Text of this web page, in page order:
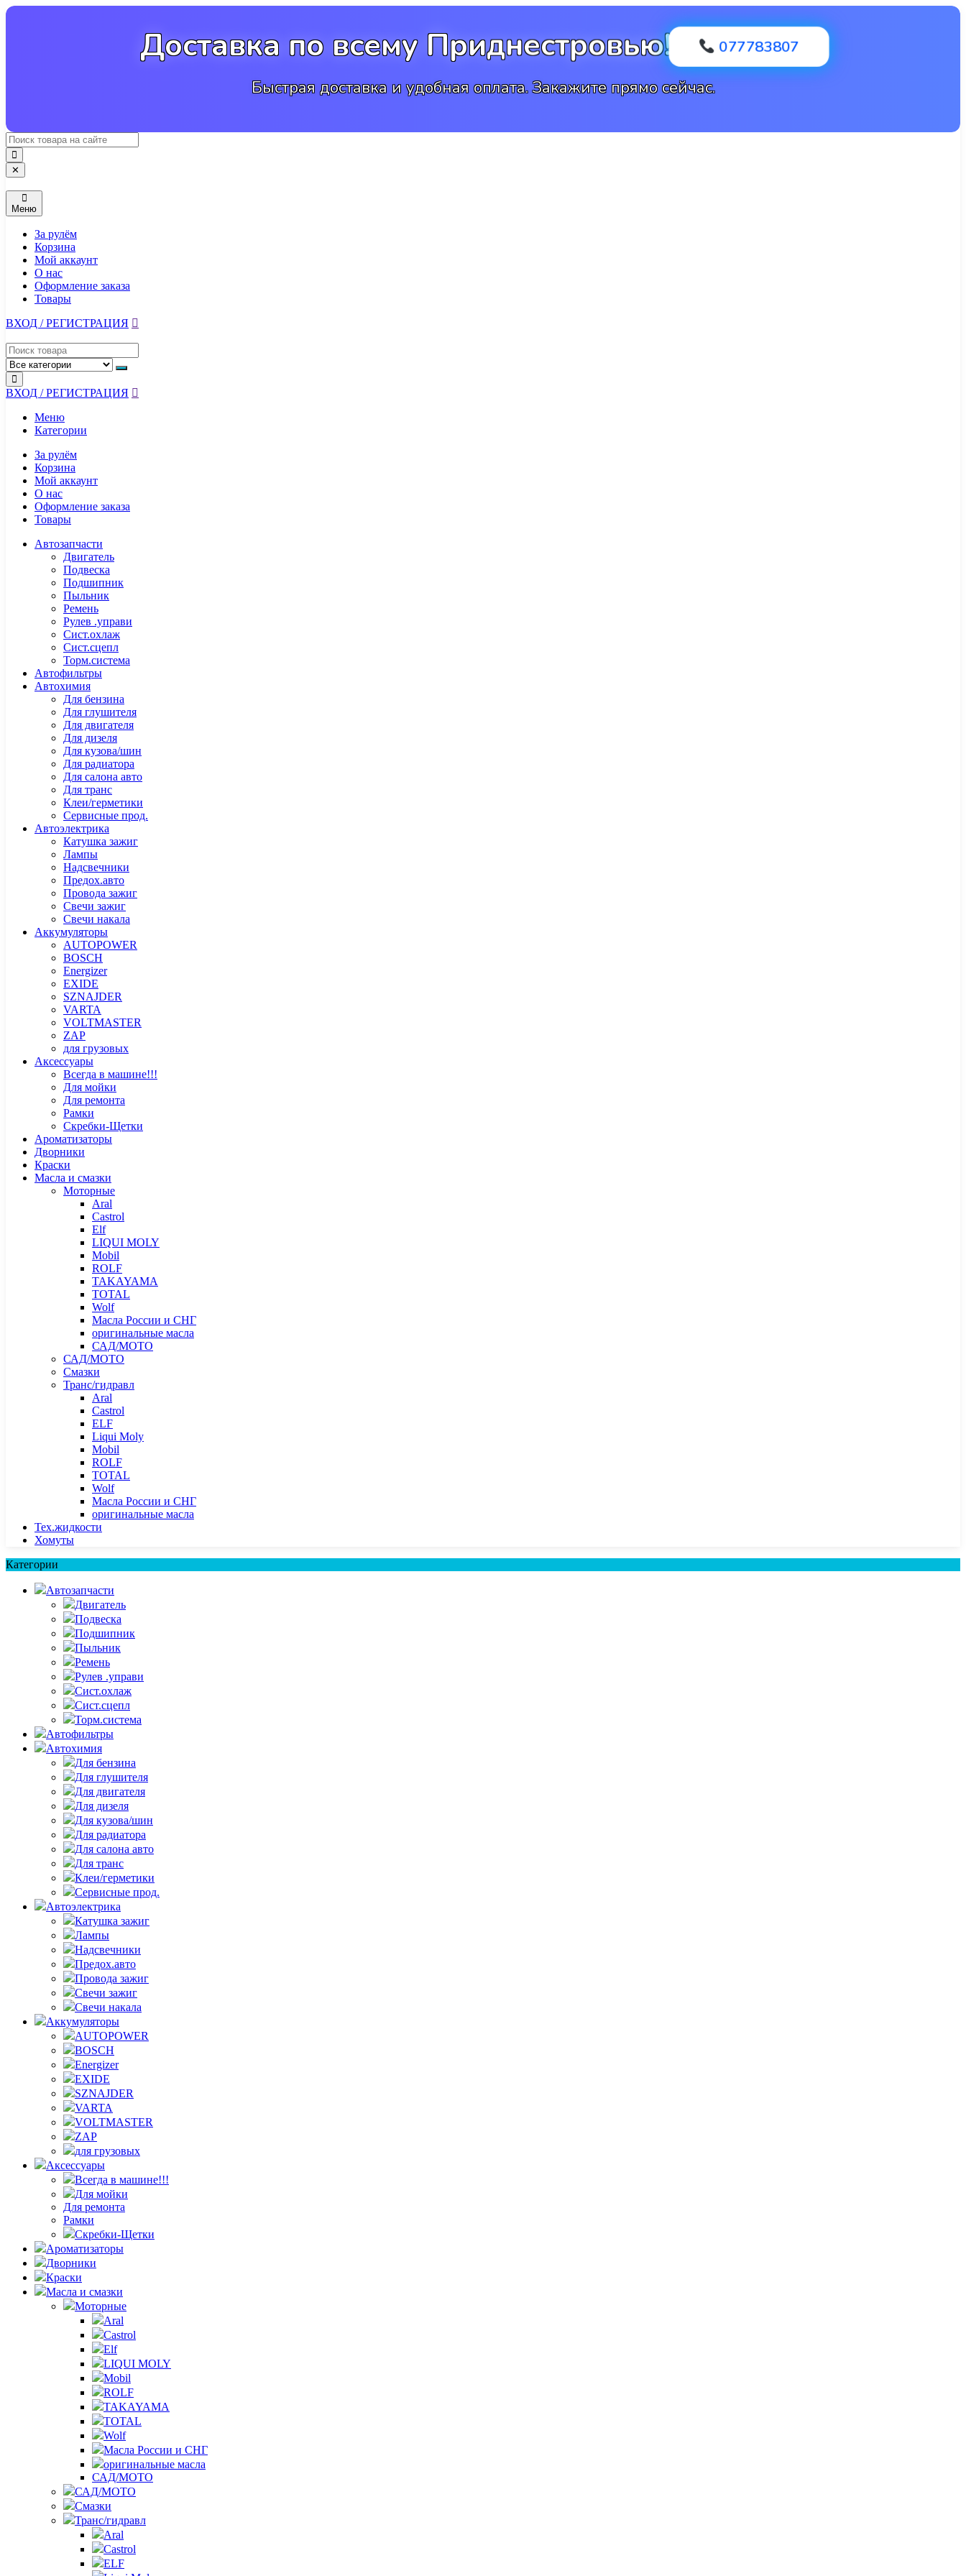
Перейти
Доставка по всему Приднестровью! 077783807
Быстрая доставка и удобная оплата. Закажите прямо сейчас.
✕
Меню
За рулём
Корзина
Мой аккаунт
О нас
Оформление заказа
Товары
ВХОД / РЕГИСТРАЦИЯ
ВХОД / РЕГИСТРАЦИЯ
Меню
Категории
За рулём
Корзина
Мой аккаунт
О нас
Оформление заказа
Товары
Автозапчасти
Двигатель
Подвеска
Подшипник
Пыльник
Ремень
Рулев .управи
Сист.охлаж
Сист.сцепл
Торм.система
Автофильтры
Автохимия
Для бензина
Для глушителя
Для двигателя
Для дизеля
Для кузова/шин
Для радиатора
Для салона авто
Для транс
Клеи/герметики
Сервисные прод.
Автоэлектрика
Катушка зажиг
Лампы
Надсвечники
Предох.авто
Провода зажиг
Свечи зажиг
Свечи накала
Аккумуляторы
AUTOPOWER
BOSCH
Energizer
EXIDE
SZNAJDER
VARTA
VOLTMASTER
ZAP
для грузовых
Аксессуары
Всегда в машине!!!
Для мойки
Для ремонта
Рамки
Скребки-Щетки
Ароматизаторы
Дворники
Краски
Масла и смазки
Моторные
Aral
Castrol
Elf
LIQUI MOLY
Mobil
ROLF
TAKAYAMA
TOTAL
Wolf
Масла России и СНГ
оригинальные масла
САД/МОТО
САД/МОТО
Смазки
Транс/гидравл
Aral
Castrol
ELF
Liqui Moly
Mobil
ROLF
TOTAL
Wolf
Масла России и СНГ
оригинальные масла
Тех.жидкости
Хомуты
Категории
Автозапчасти
Двигатель
Подвеска
Подшипник
Пыльник
Ремень
Рулев .управи
Сист.охлаж
Сист.сцепл
Торм.система
Автофильтры
Автохимия
Для бензина
Для глушителя
Для двигателя
Для дизеля
Для кузова/шин
Для радиатора
Для салона авто
Для транс
Клеи/герметики
Сервисные прод.
Автоэлектрика
Катушка зажиг
Лампы
Надсвечники
Предох.авто
Провода зажиг
Свечи зажиг
Свечи накала
Аккумуляторы
AUTOPOWER
BOSCH
Energizer
EXIDE
SZNAJDER
VARTA
VOLTMASTER
ZAP
для грузовых
Аксессуары
Всегда в машине!!!
Для мойки
Для ремонта
Рамки
Скребки-Щетки
Ароматизаторы
Дворники
Краски
Масла и смазки
Моторные
Aral
Castrol
Elf
LIQUI MOLY
Mobil
ROLF
TAKAYAMA
TOTAL
Wolf
Масла России и СНГ
оригинальные масла
САД/МОТО
САД/МОТО
Смазки
Транс/гидравл
Aral
Castrol
ELF